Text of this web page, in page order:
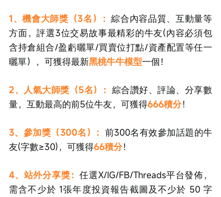
1、機會大師獎（3名）：綜合內容品質、互動量等
方面，評選3位交易故事最精彩的牛友(內容必須包
含持倉組合/盈虧曬單/買賣位打點/資產配置等任一
曬單），可獲得最新黑桃牛牛模型一個！
2、人氣大師獎（5名）： 綜合讚好、評論、分享數
量，互動最高的前5位牛友，可獲得666積分！
3、參加獎（300名）： 前300名有效參加話題的牛
友(字數≥30)，可獲得66積分！
4、站外分享獎：任選X/IG/FB/Threads平台發佈，
需含不少於 1張年度投資報告截圖及不少於 50 字